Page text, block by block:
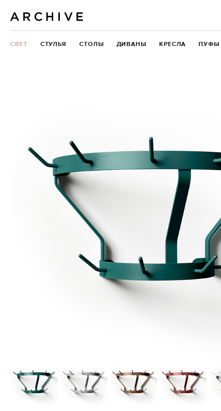
СВЕТ СТУЛЬЯ СТОЛЫ ДИВАНЫ КРЕСЛА ПУФЫ